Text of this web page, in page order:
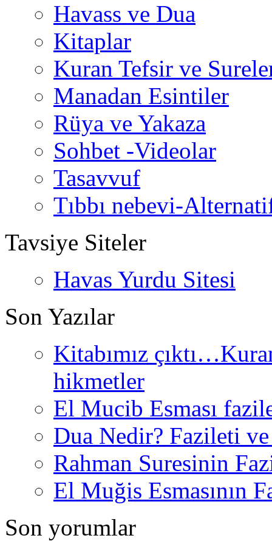
Havass ve Dua
Kitaplar
Kuran Tefsir ve
Manadan Esintiler
Rüya ve Yakaza
Sohbet -Videolar
Tasavvuf
Tıbbı nebevi-
Tavsiye Siteler
Havas Yurdu Sitesi
Son Yazılar
Kitabımız
hikmetler
El Mucib Esması
Dua Nedir? Fazileti
Rahman Suresinin
El Muğis Esmasının
Son yorumlar